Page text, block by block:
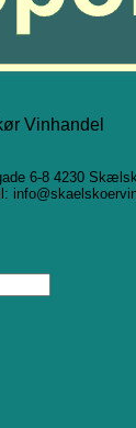
Vinhandel
6-8 4230